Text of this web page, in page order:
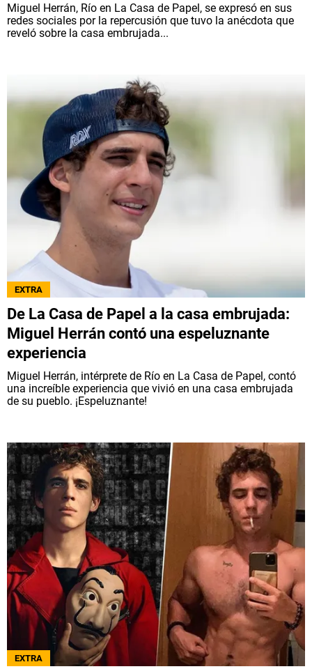
Miguel Herrán, Río en La Casa de Papel, se expresó en sus
redes sociales por la repercusión que tuvo la anécdota que
reveló sobre la casa embrujada...
EXTRA
De La Casa de Papel a la casa embrujada:
Miguel Herrán contó una espeluznante
experiencia
Miguel Herrán, intérprete de Río en La Casa de Papel, contó
una increíble experiencia que vivió en una casa embrujada
de su pueblo. ¡Espeluznante!
EXTRA